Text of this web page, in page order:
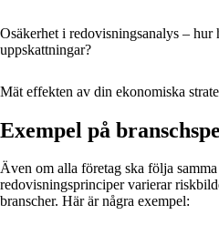
Osäkerhet i redovisningsanalys – hur
uppskattningar?
Mät effekten av din ekonomiska
Exempel på
Även om alla företag ska följa
redovisningsprinciper varierar
branscher. Här är några exempel: